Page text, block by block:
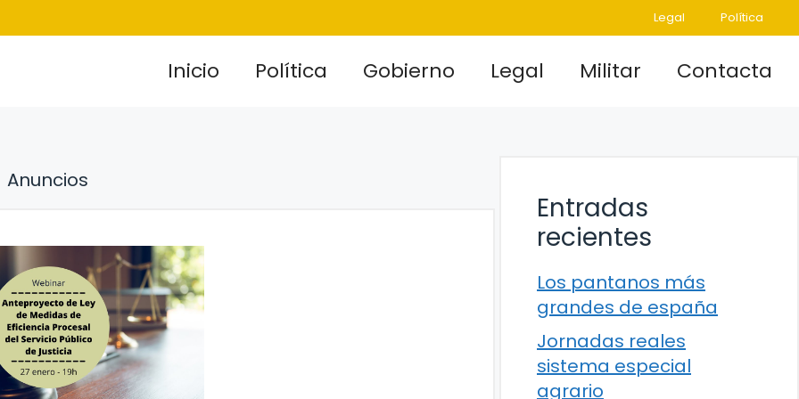
Legal Política
Inicio Política Gobierno Legal Militar Contacta
Anuncios
Entradas
recientes
Los pantanos más
grandes de españa
Jornadas reales
sistema especial
agrario